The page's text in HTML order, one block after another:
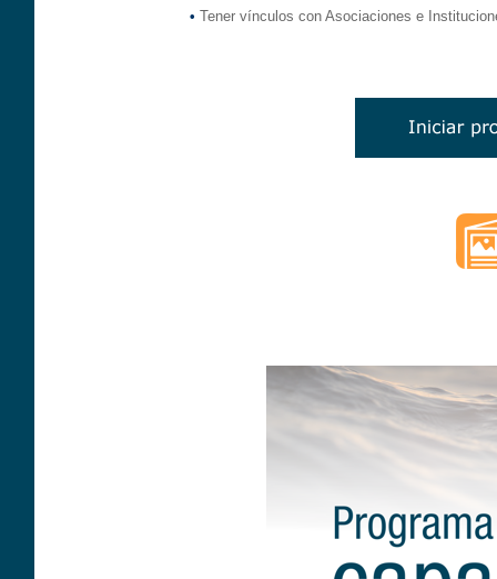
• Tener vínculos con Asociaciones e